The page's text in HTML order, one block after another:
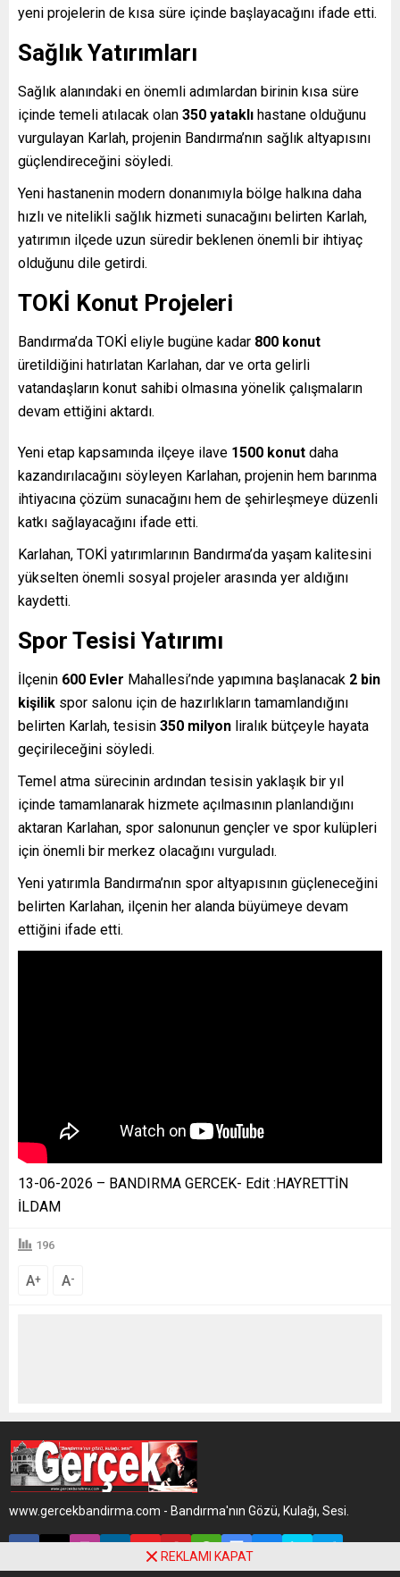
yeni projelerin de kısa süre içinde başlayacağını ifade etti.
Sağlık Yatırımları
Sağlık alanındaki en önemli adımlardan birinin kısa süre
içinde temeli atılacak olan 350 yataklı hastane olduğunu
vurgulayan Karlah, projenin Bandırma’nın sağlık altyapısını
güçlendireceğini söyledi.
Yeni hastanenin modern donanımıyla bölge halkına daha
hızlı ve nitelikli sağlık hizmeti sunacağını belirten Karlah,
yatırımın ilçede uzun süredir beklenen önemli bir ihtiyaç
olduğunu dile getirdi.
TOKİ Konut Projeleri
Bandırma’da TOKİ eliyle bugüne kadar 800 konut
üretildiğini hatırlatan Karlahan, dar ve orta gelirli
vatandaşların konut sahibi olmasına yönelik çalışmaların
devam ettiğini aktardı.
Yeni etap kapsamında ilçeye ilave 1500 konut daha
kazandırılacağını söyleyen Karlahan, projenin hem barınma
ihtiyacına çözüm sunacağını hem de şehirleşmeye düzenli
katkı sağlayacağını ifade etti.
Karlahan, TOKİ yatırımlarının Bandırma’da yaşam kalitesini
yükselten önemli sosyal projeler arasında yer aldığını
kaydetti.
Spor Tesisi Yatırımı
İlçenin 600 Evler Mahallesi’nde yapımına başlanacak 2 bin
kişilik spor salonu için de hazırlıkların tamamlandığını
belirten Karlah, tesisin 350 milyon liralık bütçeyle hayata
geçirileceğini söyledi.
Temel atma sürecinin ardından tesisin yaklaşık bir yıl
içinde tamamlanarak hizmete açılmasının planlandığını
aktaran Karlahan, spor salonunun gençler ve spor kulüpleri
için önemli bir merkez olacağını vurguladı.
Yeni yatırımla Bandırma’nın spor altyapısının güçleneceğini
belirten Karlahan, ilçenin her alanda büyümeye devam
ettiğini ifade etti.
13-06-2026 – BANDIRMA GERCEK- Edit :HAYRETTİN
İLDAM
196
A+ A-
www.gercekbandirma.com - Bandırma'nın Gözü, Kulağı, Sesi.
REKLAMI KAPAT